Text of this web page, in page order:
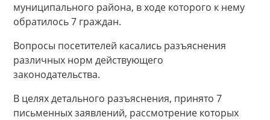
муниципального района, в ходе которого к нему
обратилось 7 граждан.
Вопросы посетителей касались разъяснения
различных норм действующего
законодательства.
В целях детального разъяснения, принято 7
письменных заявлений, рассмотрение которых